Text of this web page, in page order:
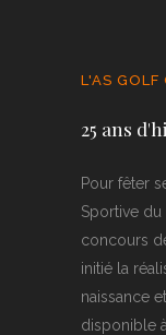
L'AS GOLF
25 ans
Pour fêter
Sportive
concours
initié la
naissance
disponible